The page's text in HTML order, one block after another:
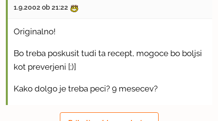
1.9.2002 ob 21:22
Originalno!
Bo treba poskusit tudi ta recept, mogoce bo boljsi
kot preverjeni [;)]
Kako dolgo je treba peci? 9 mesecev?